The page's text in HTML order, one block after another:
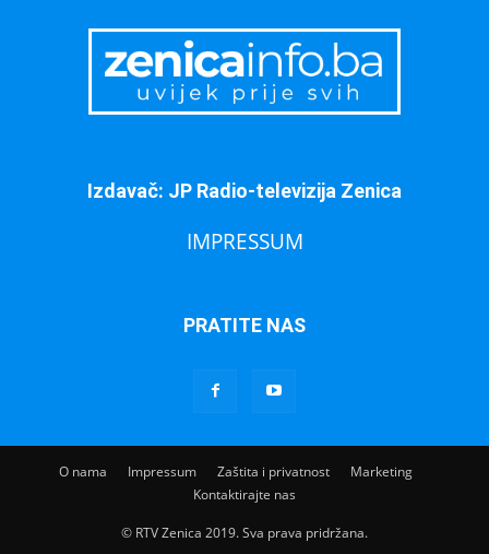
Izdavač: JP Radio-televizija Zenica
IMPRESSUM
PRATITE NAS
O nama Impressum Zaštita i privatnost
Marketing
Kontaktirajte nas
© RTV Zenica 2019. Sva prava pridržana.